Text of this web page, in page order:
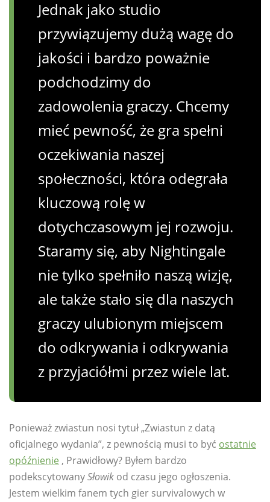
Jednak jako studio
przywiązujemy dużą wagę do
jakości i bardzo poważnie
podchodzimy do
zadowolenia graczy. Chcemy
mieć pewność, że gra spełni
oczekiwania naszej
społeczności, która odegrała
kluczową rolę w
dotychczasowym jej rozwoju.
Staramy się, aby Nightingale
nie tylko spełniło naszą wizję,
ale także stało się dla naszych
graczy ulubionym miejscem
do odkrywania i odkrywania
z przyjaciółmi przez wiele lat.
Ponieważ zwiastun nosi tytuł „Zwiastun z datą
oficjalnego wydania”, z pewnością musi to być ostatnie
opóźnienie , Prawidłowy? Byłem bardzo
podekscytowanySłowik od czasu jego ogłoszenia.
Jestem wielkim fanem tych gier survivalowych w